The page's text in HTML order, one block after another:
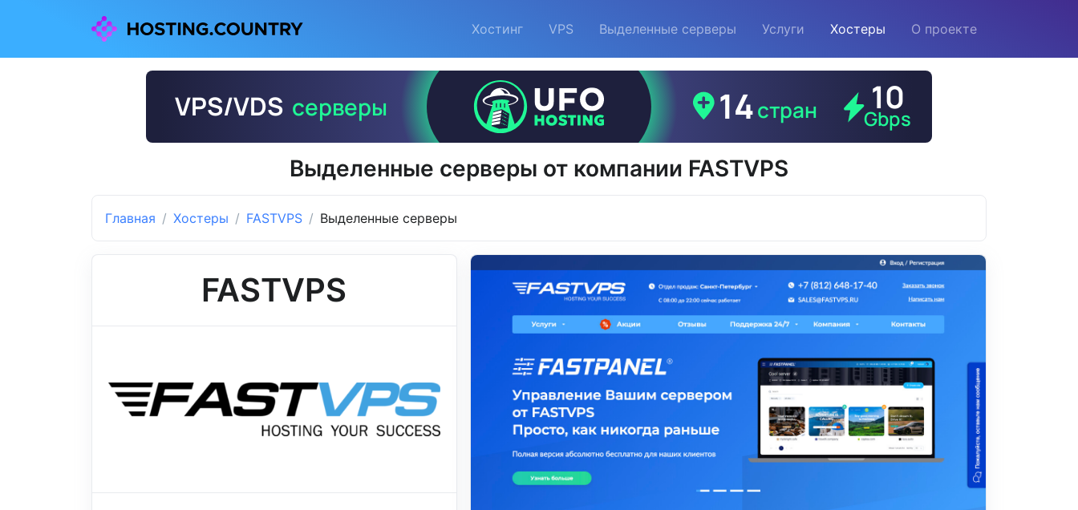
Хостинг VPS Выделенные серверы Услуги Хостеры О проекте
Выделенные серверы от компании FASTVPS
Главная Хостеры FASTVPS Выделенные серверы
FASTVPS